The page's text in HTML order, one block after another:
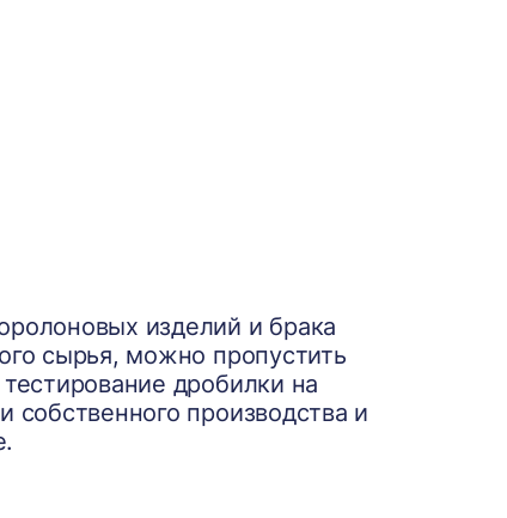
изделий и брака
сырья, можно пропустить
дробилки на
производства и